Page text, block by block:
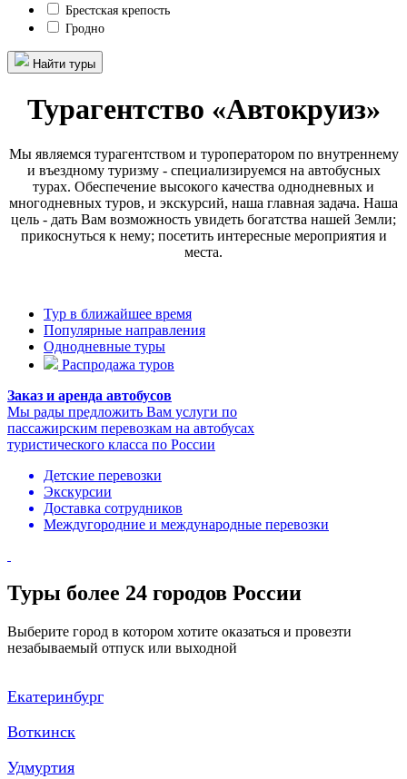
Брестская крепость
Гродно
Найти туры
Турагентство «Автокруиз»
Мы являемся турагентством и туроператором по внутреннему
и въездному туризму - специализируемся на автобусных
турах. Обеспечение высокого качества однодневных и
многодневных туров, и экскурсий, наша главная задача. Наша
цель - дать Вам возможность увидеть богатства нашей Земли;
прикоснуться к нему; посетить интересные мероприятия и
места.
Тур в ближайшее время
Популярные направления
Однодневные туры
Распродажа туров
Заказ и аренда автобусов
Мы рады предложить Вам услуги по
пассажирским перевозкам на автобусах
туристического класса по России
Детские перевозки
Экскурсии
Доставка сотрудников
Междугородние и международные перевозки
Туры более 24 городов России
Выберите город в котором хотите оказаться и провезти
незабываемый отпуск или выходной
Екатеринбург
Воткинск
Удмуртия